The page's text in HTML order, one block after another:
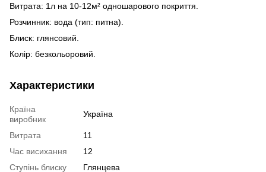
Витрата: 1л на 10-12м² одношарового покриття.
Розчинник: вода (тип: питна).
Блиск: глянсовий.
Колір: безкольоровий.
Характеристики
Країна
виробник
Україна
Витрата
11
Час висихання
12
Ступінь блиску
Глянцева